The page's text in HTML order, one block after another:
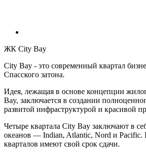
ЖК City Bay
City Bay - это современный квартал
Спасского затона.
Идея, лежащая в основе концепции
Bay, заключается в создании
развитой инфраструктурой и красивой
Четыре квартала City Bay заключают в
океанов — Indian, Atlantic, Nord и
кварталов имеют свой срок сдачи.